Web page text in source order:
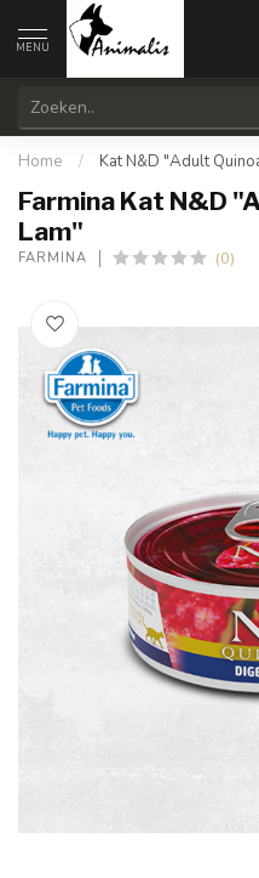
MENU
Home / Kat N&D "Adult
Farmina Kat N&D
Lam"
FARMINA (0)